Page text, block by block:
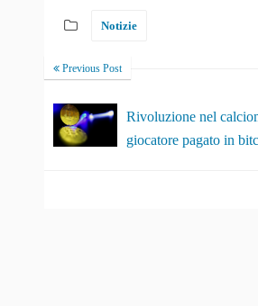
Notizie
Previous Post
Rivoluzione nel
giocatore pagato in